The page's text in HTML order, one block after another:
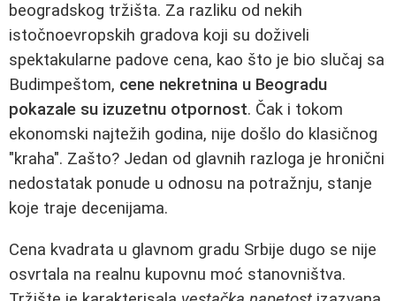
beogradskog tržišta. Za razliku od nekih
istočnoevropskih gradova koji su doživeli
spektakularne padove cena, kao što je bio slučaj sa
Budimpeštom, cene nekretnina u Beogradu
pokazale su izuzetnu otpornost. Čak i tokom
ekonomski najtežih godina, nije došlo do klasičnog
"kraha". Zašto? Jedan od glavnih razloga je hronični
nedostatak ponude u odnosu na potražnju, stanje
koje traje decenijama.
Cena kvadrata u glavnom gradu Srbije dugo se nije
osvrtala na realnu kupovnu moć stanovništva.